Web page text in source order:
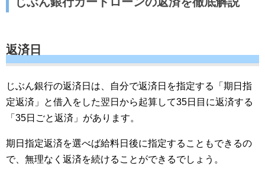
返済日
じぶん銀行の返済日は、自分で返済日を指定する「期日指
定返済」と借入をした翌日から起算して35日目に返済する
「35日ごと返済」があります。
期日指定返済を選べば給料日後に指定することもできるの
で、無理なく返済を続けることができるでしょう。